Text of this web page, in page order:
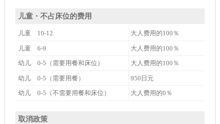
儿童・不占床位的费用
儿童 10-12 大人费用的100％
儿童 6-9 大人费用的100％
幼儿 0-5（需要用餐和床位） 大人费用的100％
幼儿 0-5（需要用餐） 950日元
幼儿 0-5（不需要用餐和床位） 大人费用的0％
取消政策